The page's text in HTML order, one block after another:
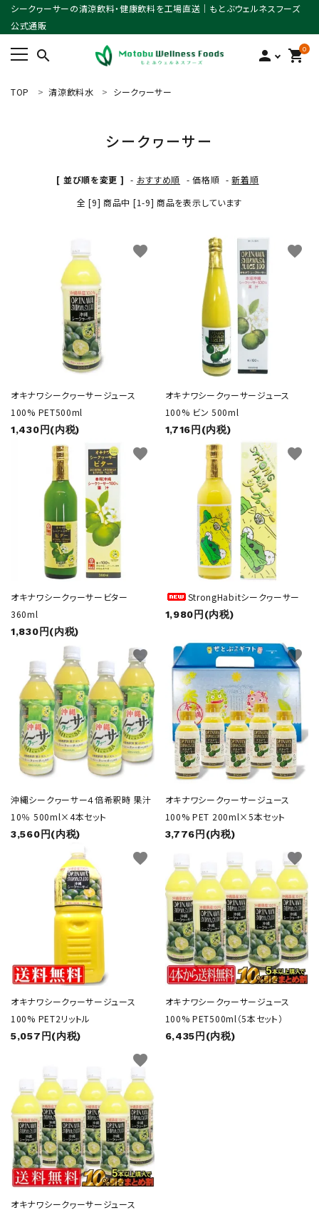
シークヮーサーの清涼飲料・健康飲料を工場直送｜もとぶウェルネスフーズ
公式通販
search person 0
shopping_cart
ACCOUNT MENU
新規会員登録
search
シークヮーサージュース
健康飲料
調味料
ギフト・贈答用
コンテンツ
ガイドライン
TOP 清涼飲料水 シークヮーサー
シークヮーサー
[ 並び順を変更 ] - おすすめ順 -価格順 -新着順
全 [9] 商品中 [1-9] 商品を表示しています
オキナワシークヮーサージュース
100% PET500ml
1,430円(内税)
favorite
オキナワシークヮーサージュース
100% ビン 500ml
1,716円(内税)
favorite
オキナワシークヮーサービター
360ml
1,830円(内税)
favorite
StrongHabitシークヮーサー
1,980円(内税)
favorite
沖縄シークヮーサー４倍希釈時 果汁
10％ 500ml×4本セット
3,560円(内税)
favorite
オキナワシークヮーサージュース
100% PET 200ml×5本セット
3,776円(内税)
favorite
オキナワシークヮーサージュース
100% PET2リットル
5,057円(内税)
favorite
オキナワシークヮーサージュース
100% PET500ml（5本セット）
6,435円(内税)
favorite
オキナワシークヮーサージュース
favorite